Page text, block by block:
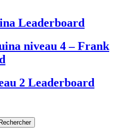
Leaderboard
niveau 4 – Frank
2 Leaderboard
Rechercher